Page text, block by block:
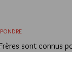
sont connus